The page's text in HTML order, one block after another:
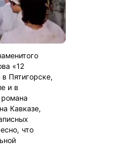
«12
Пятигорске,
и в
Кавказе,
что